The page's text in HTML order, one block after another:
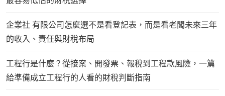
企業社 有限公司怎麼選不是看登記表，而是看老闆未來三年
的收入、責任與財稅布局
工程行是什麼？從接案、開發票、報稅到工程款風險，一篇
給準備成立工程行的人看的財稅判斷指南